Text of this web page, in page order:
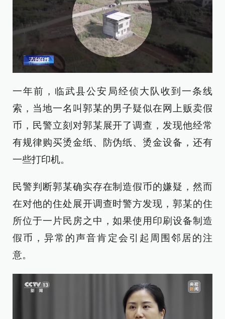
一年前，临武县公安局经侦大队收到一条线
索，当地一名叫郭某的男子疑似在网上贩卖假
币，民警立刻对郭某展开了调查，发现他经常
有规律购买烫金纸、防伪纸、烫金设备，还有
一些打印机。
民警判断郭某确实存在制造假币的嫌疑，然而
在对他的住处展开调查时警方发现，郭某的住
所位于一片民房之中，如果使用印刷设备制造
假币，异常的声音肯定会引起周围邻居的注
意。